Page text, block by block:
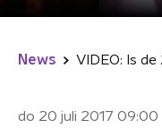
News
do 20 juli 2017 09:00